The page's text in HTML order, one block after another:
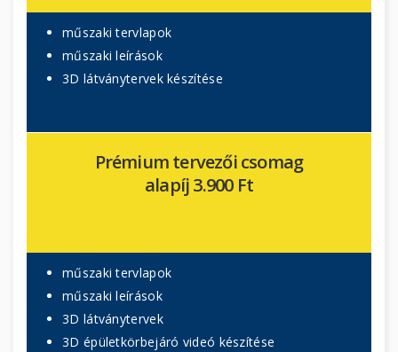
műszaki tervlapok
műszaki leírások
3D látványtervek készítése
Prémium tervezői csomag
alapíj 3.900 Ft
műszaki tervlapok
műszaki leírások
3D látványtervek
3D épületkörbejáró videó készítése